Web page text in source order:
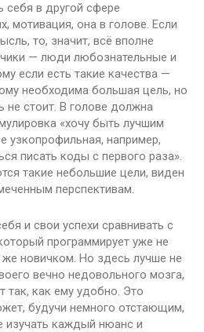
себя в другой сфере
мотивация, она в голове. Если
то, значит, всё вполне
— люди любознательные и
если есть такие качества —
необходима большая цель, но
не стоит. В голове должна
«хочу быть лучшим
узкопрофильная, например,
писать коды с первого раза».
такие небольшие цели, виден
перспективам.
и свои успехи сравнивать с
программирует уже не
новичком. Но здесь лучше не
вечно недовольного мозга,
так, как ему удобно. Это
будучи немного отстающим,
каждый нюанс и